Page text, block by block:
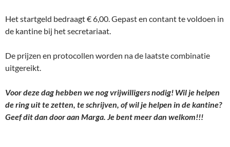
Het startgeld bedraagt € 6,00. Gepast en contant te voldoen in
de kantine bij het secretariaat.
De prijzen en protocollen worden na de laatste combinatie
uitgereikt.
Voor deze dag hebben we nog vrijwilligers nodig! Wil je helpen
de ring uit te zetten, te schrijven, of wil je helpen in de kantine?
Geef dit dan door aan Marga. Je bent meer dan welkom!!!